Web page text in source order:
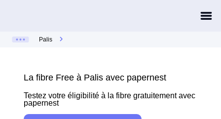
Palis
La fibre Free à Palis avec papernest
Testez votre éligibilité à la fibre gratuitement avec
papernest